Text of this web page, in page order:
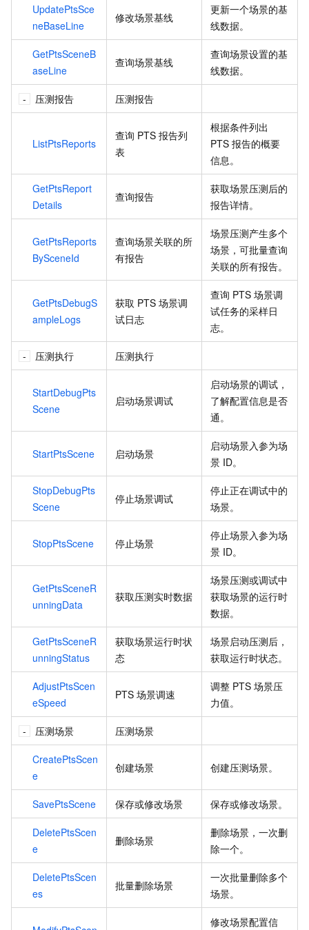
UpdatePtsSce
neBaseLine
修改场景基线
更新一个场景的基
线数据。
GetPtsSceneB
aseLine
查询场景基线
查询场景设置的基
线数据。
压测报告 压测报告
ListPtsReports
查询 PTS 报告列
表
根据条件列出
PTS 报告的概要
信息。
GetPtsReport
Details
查询报告
获取场景压测后的
报告详情。
GetPtsReports
BySceneId
查询场景关联的所
有报告
场景压测产生多个
场景，可批量查询
关联的所有报告。
GetPtsDebugS
ampleLogs
获取 PTS 场景调
试日志
查询 PTS 场景调
试任务的采样日
志。
压测执行 压测执行
StartDebugPts
Scene
启动场景调试
启动场景的调试，
了解配置信息是否
通。
StartPtsScene 启动场景
启动场景入参为场
景 ID。
StopDebugPts
Scene
停止场景调试
停止正在调试中的
场景。
StopPtsScene 停止场景
停止场景入参为场
景 ID。
GetPtsSceneR
unningData
获取压测实时数据
场景压测或调试中
获取场景的运行时
数据。
GetPtsSceneR
unningStatus
获取场景运行时状
态
场景启动压测后，
获取运行时状态。
AdjustPtsScen
eSpeed
PTS 场景调速
调整 PTS 场景压
力值。
压测场景 压测场景
CreatePtsScen
e
创建场景 创建压测场景。
SavePtsScene 保存或修改场景 保存或修改场景。
DeletePtsScen
e
删除场景
删除场景，一次删
除一个。
DeletePtsScen
es
批量删除场景
一次批量删除多个
场景。
修改场景配置信